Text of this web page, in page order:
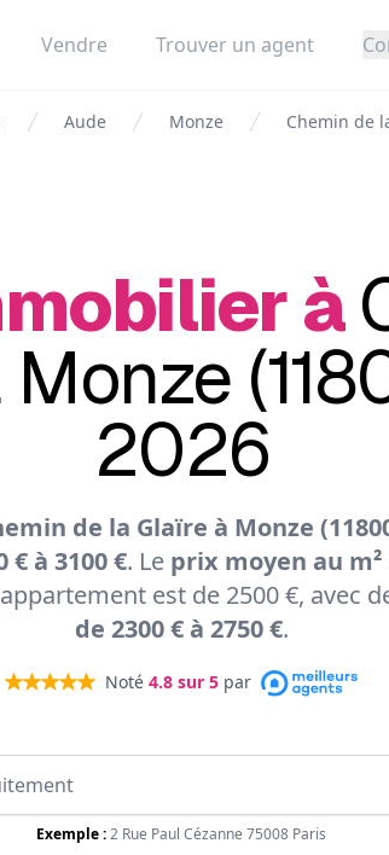
Vendre Trouver un agent
Aude Monze Chemin de
à
2026
de la Glaïre à Monze
€ à 3100 €. Le prix moyen au
est de 2500 €, avec
de 2300 € à 2750 €.
Noté 4.8 sur 5 par
Exemple :2 Rue Paul Cézanne 75008 Paris